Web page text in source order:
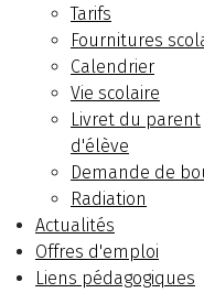
Tarifs
Fournitures
Calendrier
Vie scolaire
Livret du parent
d'élève
Demande de
Radiation
Actualités
Offres d'emploi
Liens pédagogiques